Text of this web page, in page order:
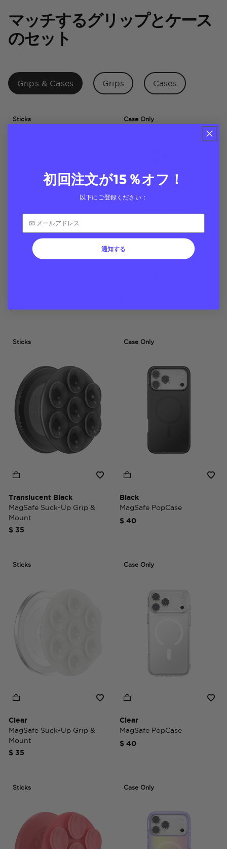
マッチするグリップとケース
のセット
Grips & Cases Grips Cases
Sticks Case Only
Sticks
Translucent Black
MagSafe Suck-Up Grip &
Mount
$ 35
Case Only
Black
MagSafe PopCase
$ 40
Sticks
Clear
MagSafe Suck-Up Grip &
Mount
$ 35
Case Only
Clear
MagSafe PopCase
$ 40
Sticks Case Only
初回注文が15％オフ！
以下にご登録ください：
通知する